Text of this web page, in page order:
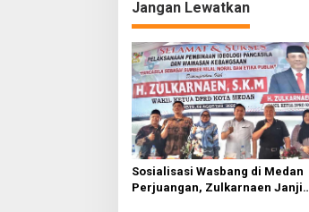
g
a
s
i
p
o
s
Jangan Lewatkan
Sosialisasi Wasbang di Medan
Perjuangan, Zulkarnaen Janji